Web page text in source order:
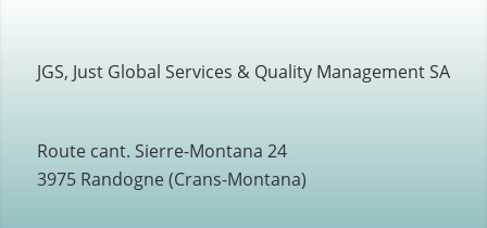
JGS, Just Global Services & Quality Management SA
Route cant. Sierre-Montana 24
3975 Randogne (Crans-Montana)